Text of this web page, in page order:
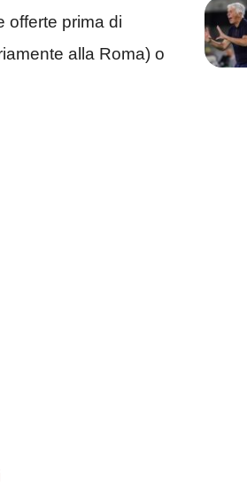
offerte prima di
alla Roma) o